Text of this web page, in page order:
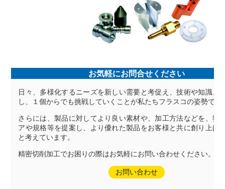
お気軽にお問合せください
日々、多様化するニーズを新しい需要と考促え、技術や知識、
し、１個からでも挑戦していくことが私たちフラスコの姿勢です
さらには、製品に対してより良い素材や、加工方法などを、独
アや規格等を提案し、より優れた製品をお客様と共に創り上げ
と考えています。
精密切削加工でお困りの際はお気軽にお問い合わせください。
お問い合わせ